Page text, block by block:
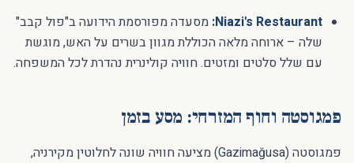
Niazi's Restaurant: מסעדה מפורסמת הידועה ב"פול קבב"
שלה – ארוחה מלאה הכוללת מגוון בשרים על האש, מוגשת
עם שלל סלטים ומזטים. חוויה קולינרית נהדרת לכל המשפחה.
פמגוסטה וחוף המזרחי: מסע בזמן
פמגוסטה (Gazimağusa) מציעה חוויה שונה לחלוטין מקירניה,